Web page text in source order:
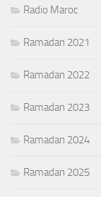
Radio Maroc
Ramadan 2021
Ramadan 2022
Ramadan 2023
Ramadan 2024
Ramadan 2025